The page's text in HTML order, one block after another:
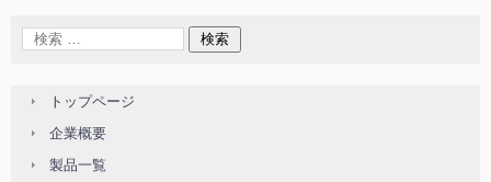
トップページ
企業概要
製品一覧